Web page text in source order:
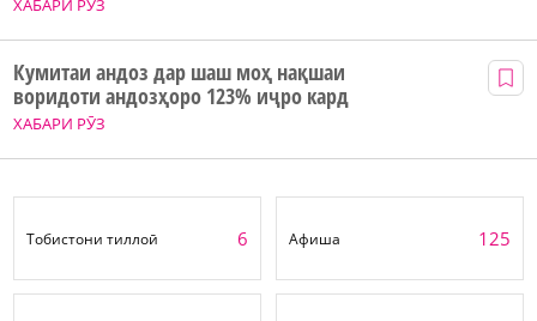
ХАБАРИ РӮЗ
ХАБАРИ РӮЗ
Кумитаи андоз дар шаш моҳ нақшаи
воридоти андозҳоро 123% иҷро кард
Тобистони тиллоӣ 6 Афиша 125